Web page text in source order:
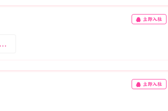
立即入驻
配置云
立即入驻